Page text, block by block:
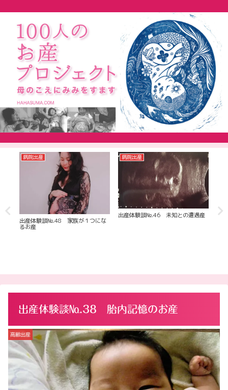
え
病院出産
出産体験談№.48 家族が１つにな
るお産
病院出産
出産体験談№.46 未知との遭遇産 出
出産体験談№.38 胎内記憶のお産
高齢出産